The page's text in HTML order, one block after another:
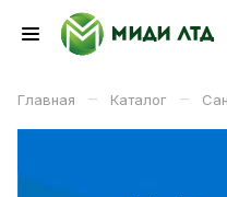
Главная – Каталог –